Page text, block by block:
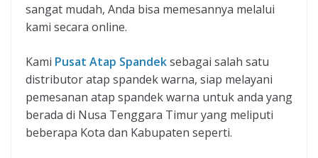
sangat mudah, Anda bisa memesannya melalui
kami secara online.
Kami Pusat Atap Spandeksebagai salah satu
distributor atap spandek warna, siap melayani
pemesanan atap spandek warna untuk anda yang
berada di Nusa Tenggara Timur yang meliputi
beberapa Kota dan Kabupaten seperti.